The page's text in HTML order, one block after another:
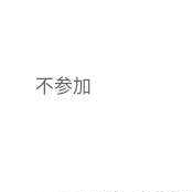
不参加